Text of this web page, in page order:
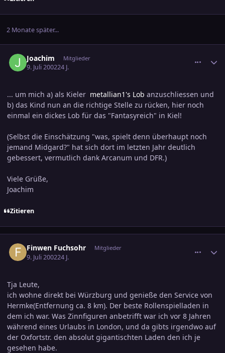
2 Monate später...
Joachim Mitglieder
9. Juli 200224 J.
... um mich a) als Kieler metallian1's Lob anzuschliessen und
b) das Kind nun an die richtige Stelle zu rücken, hier noch
einmal ein dickes Lob für das "Fantasyreich" in Kiel!
(Selbst die Einschätzung "was, spielt denn überhaupt noch
jemand Midgard?" hat sich dort im letzten Jahr deutlich
gebessert, vermutlich dank Arcanum und DFR.)
Viele Grüße,
Joachim
Zitieren
Finwen Fuchsohr Mitglieder
9. Juli 200224 J.
Tja Leute,
ich wohne direkt bei Würzburg und genieße den Service von
Hermke(Entfernung ca. 8 km). Der beste Rollenspielladen in
dem ich war. Was Zinnfiguren anbetrifft war ich vor 8 Jahren
während eines Urlaubs in London, und da gibts irgendwo auf
der Oxfortstr. den absolut gigantischten Laden den ich je
gesehen habe.